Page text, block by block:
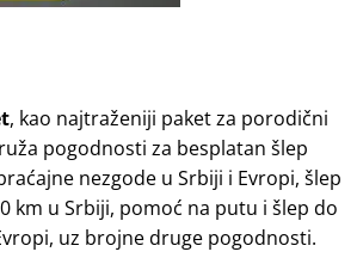
, kao najtraženiji paket za porodični
pogodnosti za besplatan šlep
nezgode u Srbiji i Evropi, šlep
km u Srbiji, pomoć na putu i šlep do
uz brojne druge pogodnosti.